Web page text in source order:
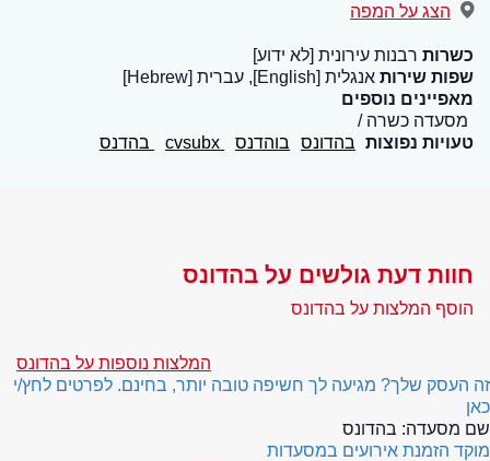
הצג על המפה
כשרות רבנות עירונית [לא ידוע]
שפות שירות אנגלית [English], עברית [Hebrew]
מאפיינים נוספים
מסעדה כשרה
טעויות נפוצות בהדונס בוהדנס בהדנס
חוות דעת גולשים על בהדונס
הוסף המלצות על בהדונס
המלצות נוספות על בהדונס
זה העסק שלך? מגיעה לך חשיפה טובה יותר, בחינם. לפרטים לחץ/י
כאן
שם מסעדה: בהדונס
מוקד הזמנת אירועים במסעדות